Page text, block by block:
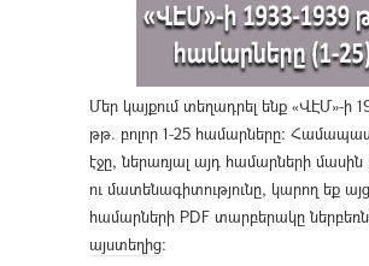
Մեր կայքում տեղադրել ենք «ՎԷՄ»-ի
թթ. բոլոր 1-25 համարները։
էջը, ներառյալ այդ համարների
ու մատենագիտությունը, կարող եք
համարների PDF տարբերակը
այստեղից։